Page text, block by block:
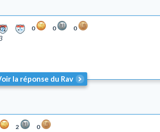
0 0 0
la réponse du Rav
2 0